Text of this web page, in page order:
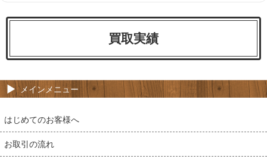
買取実績
メインメニュー
はじめてのお客様へ
お取引の流れ